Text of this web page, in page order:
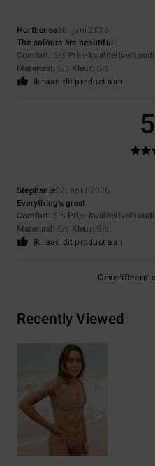
Horthense30. juni 2026
The colours are beautiful
Comfort: 5/5 Prijs-
Materiaal: 5/5 Kleur: 5 /5
Ik raad dit product aan
5
Stephanie22. april 2026
Everything's great
Comfort: 5/5 Prijs-
Materiaal: 5/5 Kleur: 5 /5
Ik raad dit product aan
Geverifieerd
Recently Viewed